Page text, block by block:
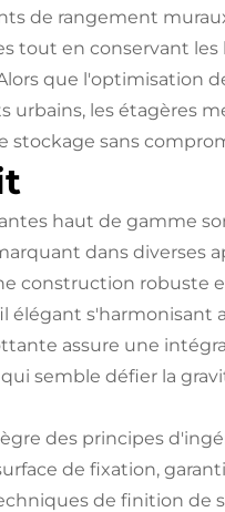
de rangement
tout en conservant
que l'optimisation
urbains, les étagères
stockage sans
haut de gamme
dans diverses
construction robuste
s'harmonisant
assure une
semble défier la
des principes
de fixation,
de finition de